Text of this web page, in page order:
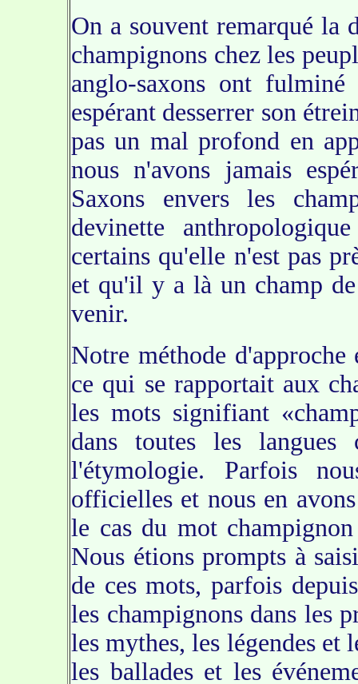
On a souvent remarqué la
champignons chez les
anglo-saxons ont
espérant desserrer son
pas un mal profond en
nous n'avons jamais
Saxons envers les
devinette
certains qu'elle n'est pas
et qu'il y a là un champ
venir.
Notre méthode
ce qui se rapportait aux
les mots signifiant
dans toutes les langues
l'étymologie. Parfois
officielles et nous en
le cas du mot
Nous étions prompts à
de ces mots, parfois
les champignons dans les
les mythes, les légendes et
les ballades et les